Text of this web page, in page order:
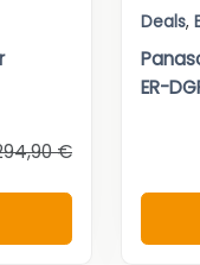
€
Deals,
ER-